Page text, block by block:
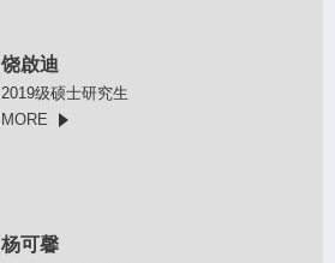
饶啟迪
2019级硕士研究生
MORE
杨可馨